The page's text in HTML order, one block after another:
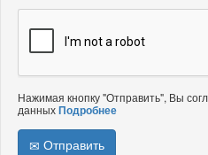
Нажимая кнопку "Отправить", Вы
данныхПодробнее
Отправить